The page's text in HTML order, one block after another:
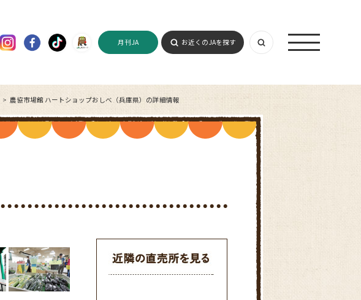
月刊JA お近くのJAを探す
農協市場館 ハートショップおしべ（兵庫県）の詳細情報